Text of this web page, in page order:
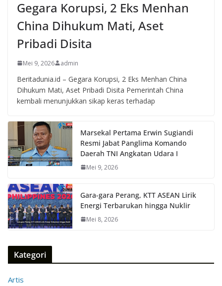
Gegara Korupsi, 2 Eks Menhan
China Dihukum Mati, Aset
Pribadi Disita
Mei 9, 2026 admin
Beritadunia.id – Gegara Korupsi, 2 Eks Menhan China
Dihukum Mati, Aset Pribadi Disita Pemerintah China
kembali menunjukkan sikap keras terhadap
Marsekal Pertama Erwin Sugiandi
Resmi Jabat Panglima Komando
Daerah TNI Angkatan Udara I
Mei 9, 2026
Gara-gara Perang, KTT ASEAN Lirik
Energi Terbarukan hingga Nuklir
Mei 8, 2026
Kategori
Artis